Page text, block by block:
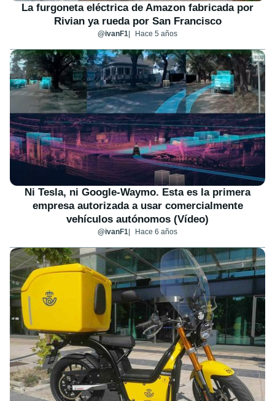
La furgoneta eléctrica de Amazon fabricada por
Rivian ya rueda por San Francisco
@ivanF1 Hace 5 años
Ni Tesla, ni Google-Waymo. Esta es la primera
empresa autorizada a usar comercialmente
vehículos autónomos (Vídeo)
@ivanF1 Hace 6 años